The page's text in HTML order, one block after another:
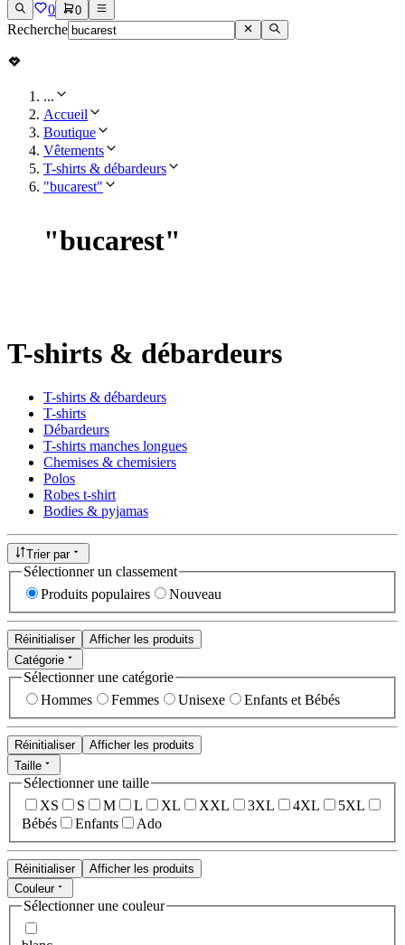
0 0
Recherche
...
Accueil
Boutique
Vêtements
T-shirts & débardeurs
"bucarest"
"bucarest"
T-shirts & débardeurs
T-shirts & débardeurs
T-shirts
Débardeurs
T-shirts manches longues
Chemises & chemisiers
Polos
Robes t-shirt
Bodies & pyjamas
Trier par
Sélectionner un classement
Produits populaires
Nouveau
Réinitialiser
Afficher les produits
Catégorie
Sélectionner une catégorie
Hommes
Femmes Unisexe Enfants et Bébés
Réinitialiser
Afficher les produits
Taille
Sélectionner une taille
XS
S M L XL XXL 3XL 4XL
5XL
Bébés
Enfants Ado
Réinitialiser
Afficher les produits
Couleur
Sélectionner une couleur